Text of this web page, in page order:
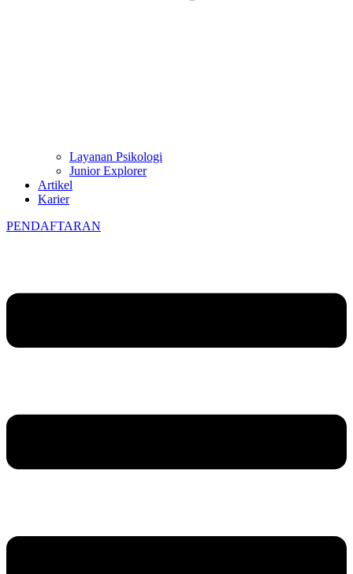
Layanan Psikologi
Junior Explorer
Artikel
Karier
PENDAFTARAN